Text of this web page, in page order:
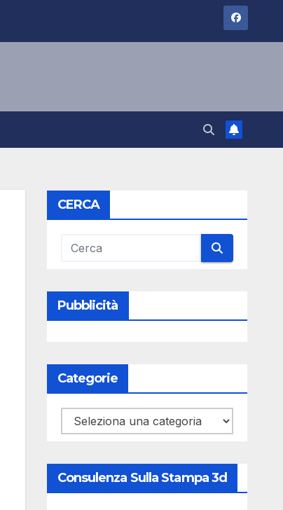
CERCA
Pubblicità
Categorie
Categorie
Consulenza Sulla Stampa 3d